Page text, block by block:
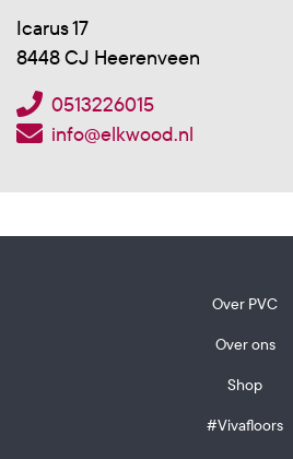
Icarus 17
8448 CJ Heerenveen
0513226015
info@elkwood.nl
Over PVC
Over ons
Shop
#Vivafloors